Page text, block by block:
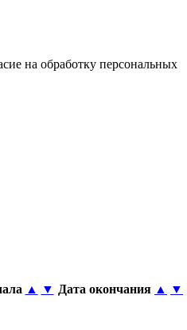
на обработку персональных
▲ ▼ Дата окончания ▲
▼